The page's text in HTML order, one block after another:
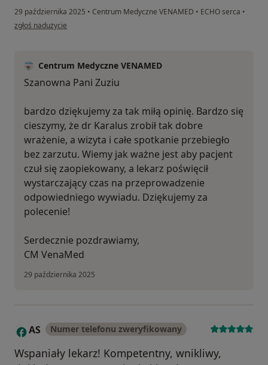
29 października 2025 • Centrum Medyczne VENAMED • ECHO serca •
w opinii użytkownika Zuzia
zgłoś nadużycie
Centrum Medyczne VENAMED
Szanowna Pani Zuziu
bardzo dziękujemy za tak miłą opinię. Bardzo się
cieszymy, że dr Karalus zrobił tak dobre
wrażenie, a wizyta i całe spotkanie przebiegło
bez zarzutu. Wiemy jak ważne jest aby pacjent
czuł się zaopiekowany, a lekarz poświęcił
wystarczający czas na przeprowadzenie
odpowiedniego wywiadu. Dziękujemy za
polecenie!
Serdecznie pozdrawiamy,
CM VenaMed
29 października 2025
A AS Numer telefonu zweryfikowany
Wspaniały lekarz! Kompetentny, wnikliwy,